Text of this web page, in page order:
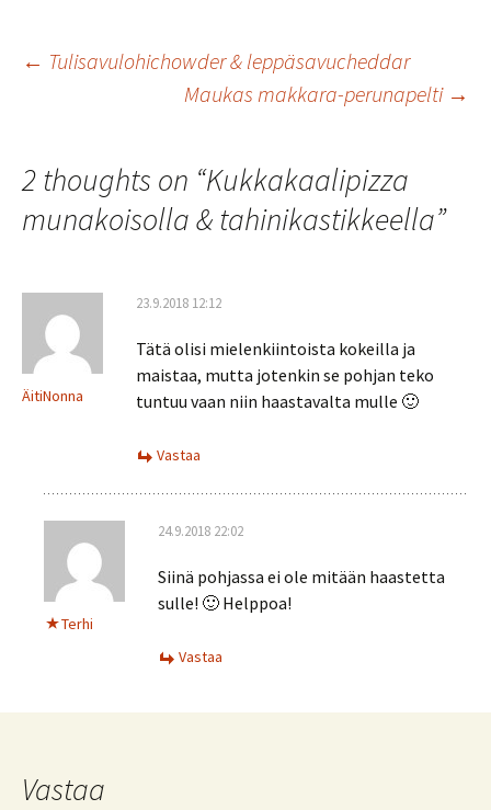
o
o
er l
sA
p
p
e
Artikkelien
← Tulisavulohichowder & leppäsavucheddar
Maukas makkara-perunapelti →
2 thoughts on “Kukkakaalipizza
munakoisolla & tahinikastikkeella”
ÄitiNonna
23.9.2018 12:12
Tätä olisi mielenkiintoista kokeilla ja
maistaa, mutta jotenkin se pohjan teko
tuntuu vaan niin haastavalta mulle 🙂
Vastaa
Terhi
24.9.2018 22:02
Siinä pohjassa ei ole mitään haastetta
sulle! 🙂 Helppoa!
Vastaa
Vastaa